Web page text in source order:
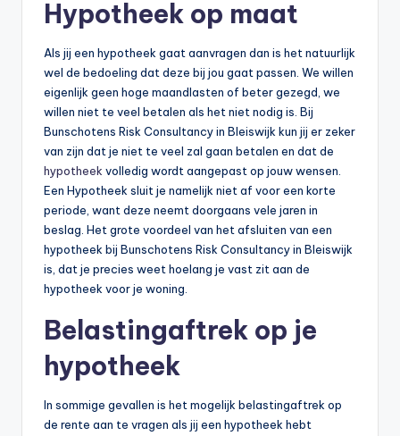
Hypotheek op maat
Als jij een hypotheek gaat aanvragen dan is het natuurlijk
wel de bedoeling dat deze bij jou gaat passen. We willen
eigenlijk geen hoge maandlasten of beter gezegd, we
willen niet te veel betalen als het niet nodig is. Bij
Bunschotens Risk Consultancy in Bleiswijk kun jij er zeker
van zijn dat je niet te veel zal gaan betalen en dat de
hypotheek volledig wordt aangepast op jouw wensen.
Een Hypotheek sluit je namelijk niet af voor een korte
periode, want deze neemt doorgaans vele jaren in
beslag. Het grote voordeel van het afsluiten van een
hypotheek bij Bunschotens Risk Consultancy in Bleiswijk
is, dat je precies weet hoelang je vast zit aan de
hypotheek voor je woning.
Belastingaftrek op je
hypotheek
In sommige gevallen is het mogelijk belastingaftrek op
de rente aan te vragen als jij een hypotheek hebt